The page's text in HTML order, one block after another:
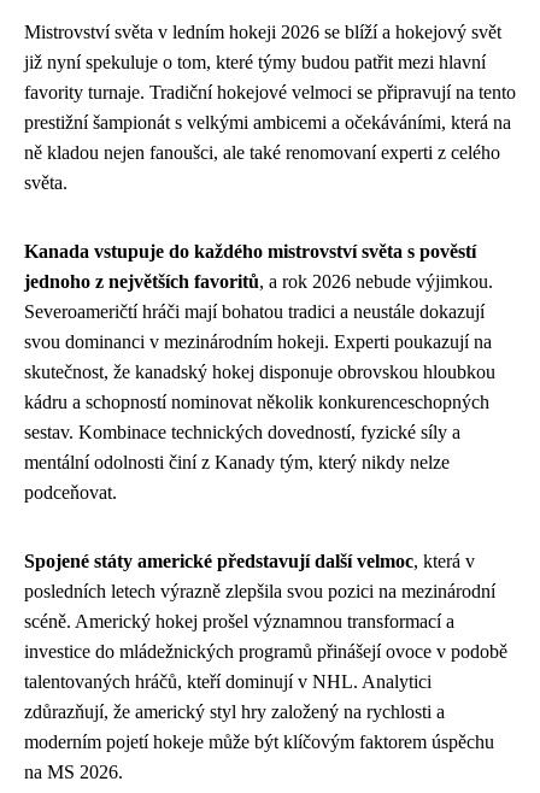
Mistrovství světa v ledním hokeji 2026 se blíží a hokejový svět
již nyní spekuluje o tom, které týmy budou patřit mezi hlavní
favority turnaje. Tradiční hokejové velmoci se připravují na tento
prestižní šampionát s velkými ambicemi a očekáváními, která na
ně kladou nejen fanoušci, ale také renomovaní experti z celého
světa.
Kanada vstupuje do každého mistrovství světa s pověstí
jednoho z největších favoritů, a rok 2026 nebude výjimkou.
Severoameričtí hráči mají bohatou tradici a neustále dokazují
svou dominanci v mezinárodním hokeji. Experti poukazují na
skutečnost, že kanadský hokej disponuje obrovskou hloubkou
kádru a schopností nominovat několik konkurenceschopných
sestav. Kombinace technických dovedností, fyzické síly a
mentální odolnosti činí z Kanady tým, který nikdy nelze
podceňovat.
Spojené státy americké představují další velmoc, která v
posledních letech výrazně zlepšila svou pozici na mezinárodní
scéně. Americký hokej prošel významnou transformací a
investice do mládežnických programů přinášejí ovoce v podobě
talentovaných hráčů, kteří dominují v NHL. Analytici
zdůrazňují, že americký styl hry založený na rychlosti a
moderním pojetí hokeje může být klíčovým faktorem úspěchu
na MS 2026.